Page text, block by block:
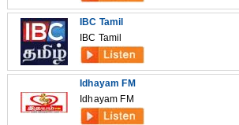
IBC Tamil
IBC Tamil
Idhayam FM
Idhayam FM